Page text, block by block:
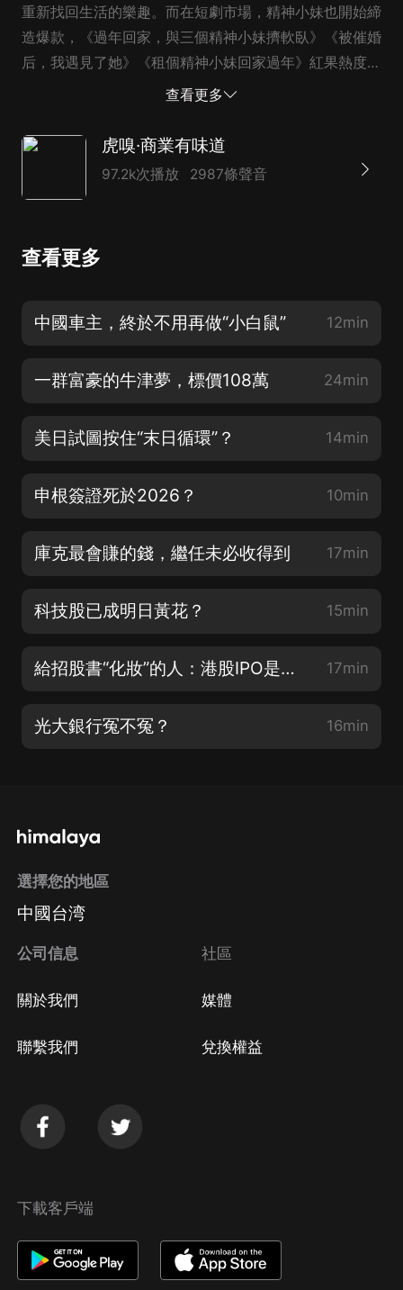
重新找回生活的樂趣。而在短劇市場，精神小妹也開始締
造爆款，《過年回家，與三個精神小妹擠軟臥》《被催婚
后，我遇見了她》《租個精神小妹回家過年》紅果熱度值
均超4000萬。 委頓的網友，精神的小妹。這群頂著五彩
男性市場的全面狙擊。 精神小妹絕對不是偶然的審美回
歸，而是我們“文化過熟”后的一場自我糾正。在壓抑下行
查看更多
虎嗅·商業有味道
97.2k次播放 2987條聲音
查看更多
中國車主，終於不用再做“小白鼠” 12min
一群富豪的牛津夢，標價108萬 24min
美日試圖按住“末日循環”？ 14min
申根簽證死於2026？ 10min
庫克最會賺的錢，繼任未必收得到 17min
科技股已成明日黃花？ 15min
給招股書“化妝”的人：港股IPO是如何注水的 17min
光大銀行冤不冤？ 16min
選擇您的地區
中國台湾
公司信息
關於我們
聯繫我們
社區
媒體
兌換權益
下載客戶端